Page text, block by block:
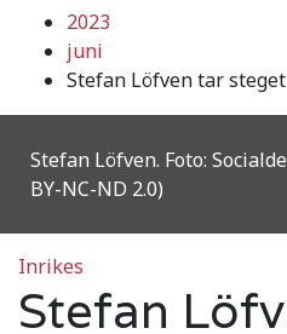
2023
juni
Stefan Löfven tar
Stefan Löfven. Foto:
BY-NC-ND 2.0)
Inrikes
Stefan